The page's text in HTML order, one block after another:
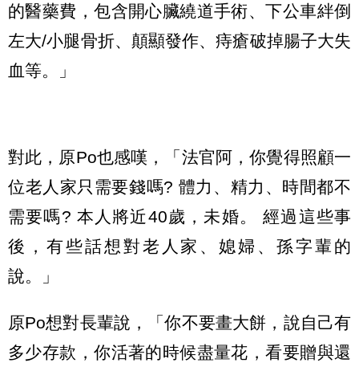
的醫藥費，包含開心臟繞道手術、下公車絆倒
左大/小腿骨折、顛顯發作、痔瘡破掉腸子大失
血等。」
對此，原Po也感嘆，「法官阿，你覺得照顧一
位老人家只需要錢嗎? 體力、精力、時間都不
需要嗎? 本人將近40歲，未婚。 經過這些事
後，有些話想對老人家、媳婦、孫字輩的
說。」
原Po想對長輩說，「你不要畫大餅，說自己有
多少存款，你活著的時候盡量花，看要贈與還